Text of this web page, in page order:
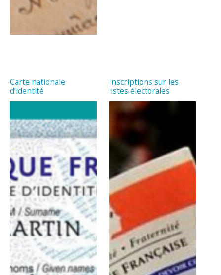
Carte nationale
d’identité
Inscriptions sur les
listes électorales